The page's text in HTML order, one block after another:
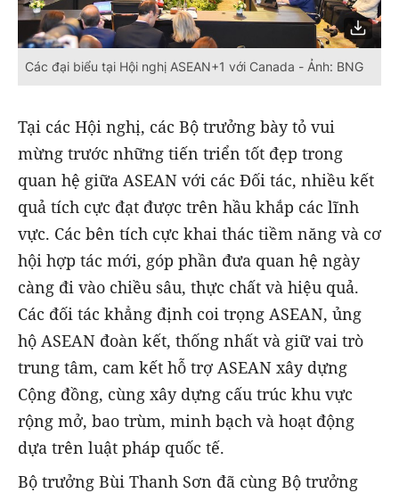
Các đại biểu tại Hội nghị ASEAN+1 với Canada - Ảnh: BNG
Tại các Hội nghị, các Bộ trưởng bày tỏ vui
mừng trước những tiến triển tốt đẹp trong
quan hệ giữa ASEAN với các Đối tác, nhiều kết
quả tích cực đạt được trên hầu khắp các lĩnh
vực. Các bên tích cực khai thác tiềm năng và cơ
hội hợp tác mới, góp phần đưa quan hệ ngày
càng đi vào chiều sâu, thực chất và hiệu quả.
Các đối tác khẳng định coi trọng ASEAN, ủng
hộ ASEAN đoàn kết, thống nhất và giữ vai trò
trung tâm, cam kết hỗ trợ ASEAN xây dựng
Cộng đồng, cùng xây dựng cấu trúc khu vực
rộng mở, bao trùm, minh bạch và hoạt động
dựa trên luật pháp quốc tế.
Bộ trưởng Bùi Thanh Sơn đã cùng Bộ trưởng